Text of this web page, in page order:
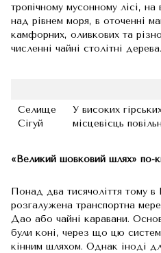
тропічному мусонному лісі, на
над рівнем моря, в оточенні
камфорних, оливкових та
численні чайні столітні дерева.
Селище
Сігуй
У високих
місцевісць
«Великий шовковий шлях» по-
Понад два тисячоліття тому в
розгалужена транспортна
Дао або чайні каравани.
були коні, через що цю
кінним шляхом. Однак іноді